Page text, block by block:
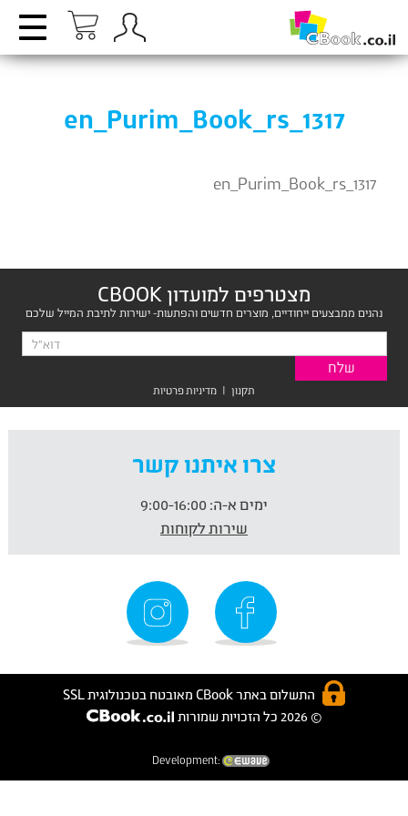
en_Purim_Book_rs_1317
en_Purim_Book_rs_1317
מצטרפים למועדון CBOOK
נהנים ממבצעים ייחודיים, מוצרים חדשים והפתעות- ישירות לתיבת המייל שלכם
תקנון | מדיניות פרטיות
צרו איתנו קשר
ימים א-ה:
שירות לקוחות
התשלום באתר CBook מאובטח בטכנולוגית SSL
© 2026 כל הזכויות שמורות
Development: